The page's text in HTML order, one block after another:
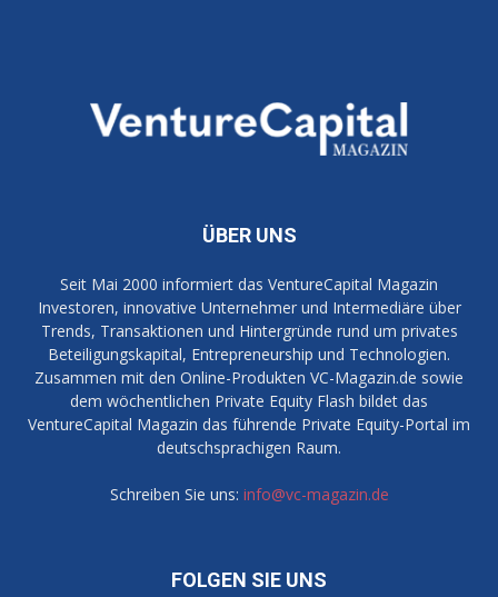
ÜBER UNS
Seit Mai 2000 informiert das VentureCapital Magazin
Investoren, innovative Unternehmer und Intermediäre über
Trends, Transaktionen und Hintergründe rund um privates
Beteiligungskapital, Entrepreneurship und Technologien.
Zusammen mit den Online-Produkten VC-Magazin.de sowie
dem wöchentlichen Private Equity Flash bildet das
VentureCapital Magazin das führende Private Equity-Portal im
deutschsprachigen Raum.
Schreiben Sie uns: info@vc-magazin.de
FOLGEN SIE UNS